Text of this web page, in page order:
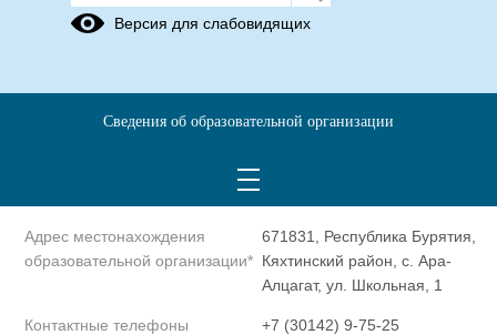
Полное наименование
образовательной организации*
Муниципальное бюджетное
общеобразовательное
школа»
Сокращенное наименование
образовательной организации*
Адрес местонахождения
образовательной организации*
671831, Республика Бурятия,
Кяхтинский район, с. Ара-
Алцагат, ул. Школьная, 1
Контактные телефоны
+7 (30142) 9-75-25
Версия для слабовидящих
Сведения об образовательной организации